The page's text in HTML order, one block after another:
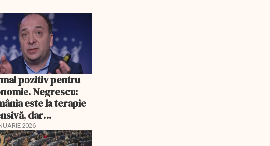
pozitiv pentru
Negrescu:
este la terapie
dar
începe să
2026